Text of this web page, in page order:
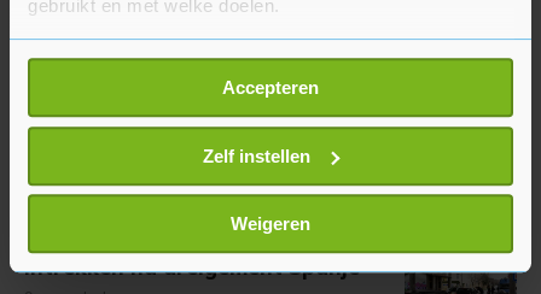
gebruikt en met welke doelen.
Als u het toestaat, willen we ook graag:
Informatie verzamelen over uw geografische
locatie, die tot een paar meter nauwkeurig kan zijn
Uw apparaat identificeren door het actief te
scannen op specifieke eigenschappen (fingerprinting)
Lees meer over hoe uw persoonlijke gegevens worden
verwerkt en stel uw voorkeuren in het
U kunt uw toestemming op elk moment wijzigen of
Accepteren
Zelf instellen
Weigeren
Meer uit Buitenland
Spanje stelt grenscontroles in
voor reizigers uit Italië
intrekken na dreigement Spanje